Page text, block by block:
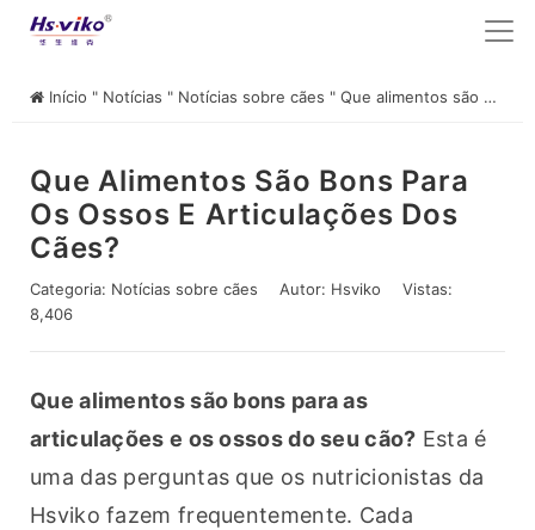
Início " Notícias " Notícias sobre cães " Que alimentos são bons para os ossos e articulações dos cães?
Que Alimentos São Bons Para
Os Ossos E Articulações Dos
Cães?
Categoria: Notícias sobre cães Autor: Hsviko
Vistas:
8,406
Que alimentos são bons para as
articulações e os ossos do seu cão? Esta é
uma das perguntas que os nutricionistas da
Hsviko fazem frequentemente. Cada